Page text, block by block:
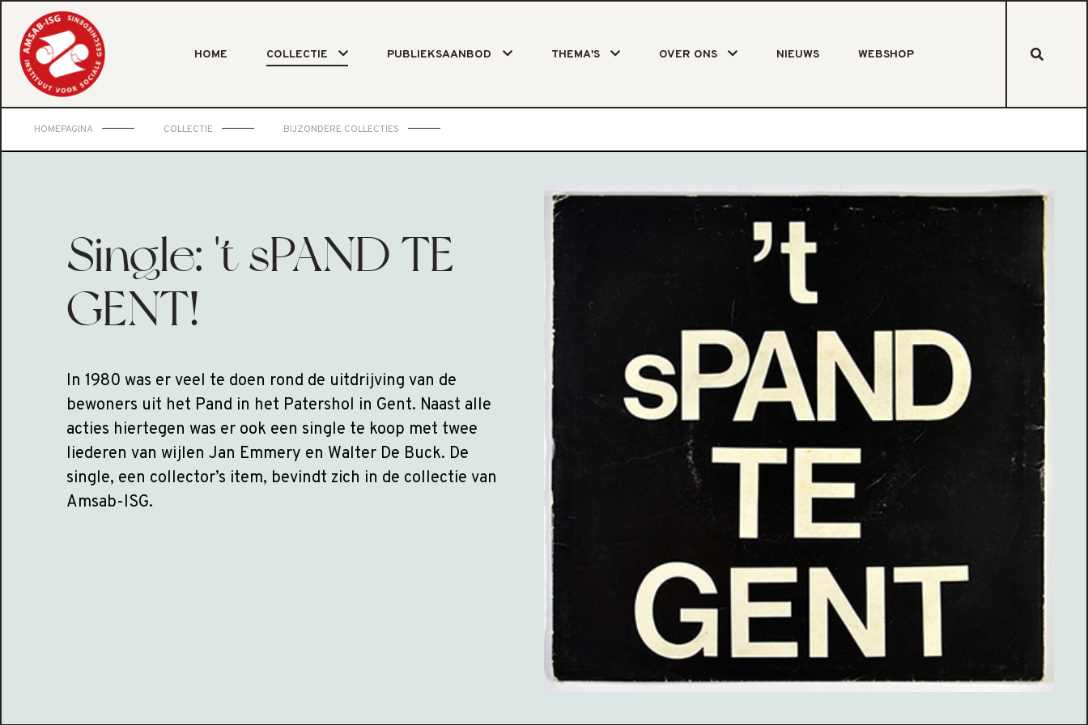
HOME COLLECTIE PUBLIEKSAANBOD THEMA'S OVER ONS NIEUWS WEBSHOP
HOMEPAGINA COLLECTIE BIJZONDERE COLLECTIES
Single: 't sPAND TE
GENT!
In 1980 was er veel te doen rond de uitdrijving van de
bewoners uit het Pand in het Patershol in Gent. Naast alle
acties hiertegen was er ook een single te koop met twee
liederen van wijlen Jan Emmery en Walter De Buck. De
single, een collector’s item, bevindt zich in de collectie van
Amsab-ISG.